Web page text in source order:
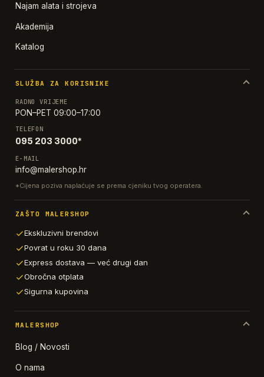
Najam alata i strojeva
Akademija
Katalog
SLUŽBA ZA KORISNIKE
RADNO VRIJEME
PON–PET 09:00–17:00
TELEFON
095 203 3000*
E-MAIL
info@malershop.hr
*Cijena poziva naplaćuje se prema cjeniku tvog operatera.
ZAŠTO MALERSHOP
Ekskluzivni brendovi
Povrat u roku 30 dana
Express dostava — već drugi dan
Obročna otplata
Sigurna kupovina
MALERSHOP
Blog / Novosti
O nama